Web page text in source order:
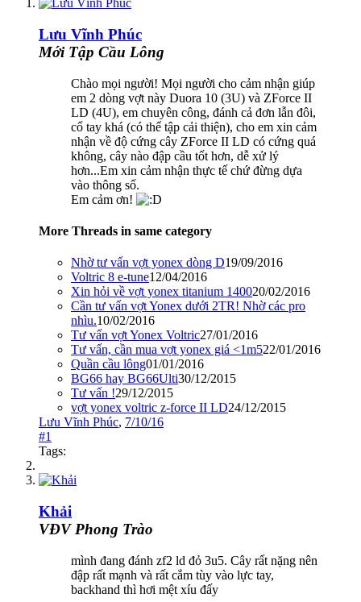
Lưu Vĩnh Phúc
Mới Tập Cầu Lông
Chào mọi người! Mọi người cho cảm nhận giúp
em 2 dòng vợt này Duora 10 (3U) và ZForce II
LD (4U), em chuyên công, đánh cả đơn lẫn đôi,
cổ tay khá (có thể tập cải thiện), cho em xin cảm
nhận về độ cứng cây ZForce II LD có cứng quá
không, cây nào đập cầu tốt hơn, dễ xử lý
hơn...Em xin cảm nhận thực tế chứ đừng dựa
vào thông số.
Em cảm ơn!
More Threads in same category
Nhờ tư vấn vợt yonex dòng D19/09/2016
Voltric 8 e-tune12/04/2016
Xin hỏi về vợt yonex titanium 140020/02/2016
Cần tư vấn vợt Yonex dưới 2TR! Nhờ các pro
nhìu.10/02/2016
Tư vấn vợt Yonex Voltric27/01/2016
Tư vấn, cần mua vợt yonex giá <1m522/01/2016
Quần cầu lông01/01/2016
BG66 hay BG66Ulti30/12/2015
Tư vấn !29/12/2015
vợt yonex voltric z-force II LD24/12/2015
Lưu Vĩnh Phúc, 7/10/16
#1
Tags:
Khải
VĐV Phong Trào
mình đang đánh zf2 ld đỏ 3u5. Cây rất nặng nên
đập rất mạnh và rất cắm tùy vào lực tay,
backhand thì hơi mệt xíu đấy